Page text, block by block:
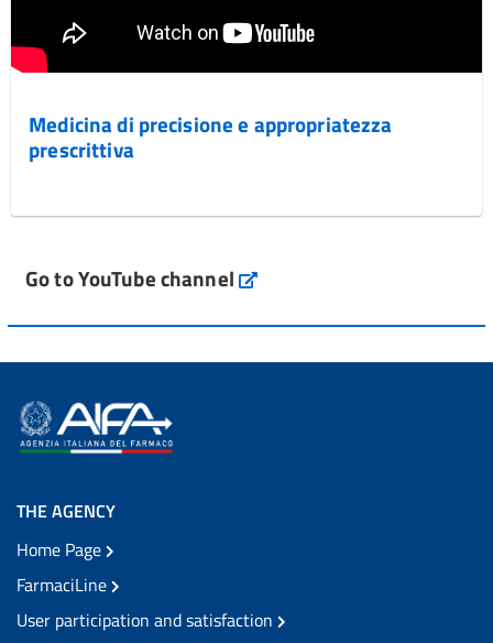
Medicina di precisione e appropriatezza
prescrittiva
Go to YouTube channel
THE AGENCY
Home Page
FarmaciLine
User participation and satisfaction